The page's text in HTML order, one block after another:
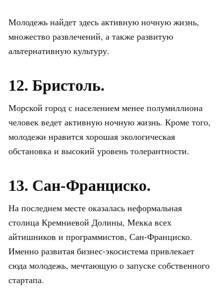
Молодежь найдет здесь активную ночную жизнь,
множество развлечений, а также развитую
альтернативную культуру.
12. Бристоль.
Морской город с населением менее полумиллиона
человек ведет активную ночную жизнь. Кроме того,
молодежи нравится хорошая экологическая
обстановка и высокий уровень толерантности.
13. Сан-Франциско.
На последнем месте оказалась неформальная
столица Кремниевой Долины, Мекка всех
айтишников и программистов, Сан-Франциско.
Именно развитая бизнес-экосистема привлекает
сюда молодежь, мечтающую о запуске собственного
стартапа.